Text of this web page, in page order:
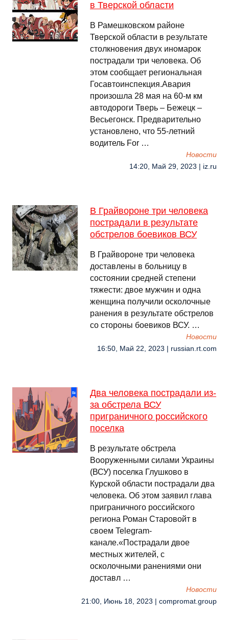
в Тверской области
В Рамешковском районе
Тверской области в результате
столкновения двух иномарок
пострадали три человека. Об
этом сообщает региональная
Госавтоинспекция.Авария
произошла 28 мая на 60-м км
автодороги Тверь – Бежецк –
Весьегонск. Предварительно
установлено, что 55-летний
водитель For …
Новости
14:20, Май 29, 2023 | iz.ru
В Грайвороне три человека
пострадали в результате
обстрелов боевиков ВСУ
В Грайвороне три человека
доставлены в больницу в
состоянии средней степени
тяжести: двое мужчин и одна
женщина получили осколочные
ранения в результате обстрелов
со стороны боевиков ВСУ. …
Новости
16:50, Май 22, 2023 | russian.rt.com
Два человека пострадали из-
за обстрела ВСУ
приграничного российского
поселка
В результате обстрела
Вооруженными силами Украины
(ВСУ) поселка Глушково в
Курской области пострадали два
человека. Об этом заявил глава
приграничного российского
региона Роман Старовойт в
своем Telegram-
канале.«Пострадали двое
местных жителей, с
осколочными ранениями они
доставл …
Новости
21:00, Июнь 18, 2023 | compromat.group